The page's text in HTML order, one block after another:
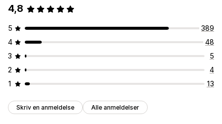
4,8
5
389
4
48
3
5
2
4
1
13
Skriv en anmeldelse Alle anmeldelser